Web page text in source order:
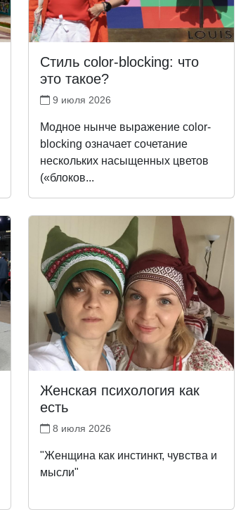
Стиль сolor-blocking: что
это такое?
9 июля 2026
Модное нынче выражение color-
blocking означает сочетание
нескольких насыщенных цветов
(«блоков...
Женская психология как
есть
8 июля 2026
"Женщина как инстинкт, чувства и
мысли"